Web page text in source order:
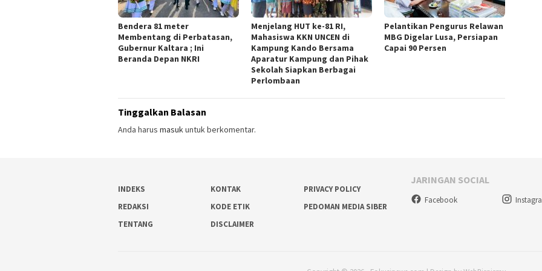
Bendera 81 meter
Membentang di Perbatasan,
Gubernur Kaltara ; Ini
Beranda Depan NKRI
Menjelang HUT ke-81 RI,
Mahasiswa KKN UNCEN di
Kampung Kando Bersama
Aparatur Kampung dan Pihak
Sekolah Siapkan Berbagai
Perlombaan
Pelantikan Pengurus Relawan
MBG Digelar Lusa, Persiapan
Capai 90 Persen
Tinggalkan Balasan
Anda harus masukuntuk berkomentar.
INDEKS KONTAK
PRIVACY POLICY
REDAKSI
KODE ETIK
PEDOMAN MEDIA SIBER
TENTANG
DISCLAIMER
JARINGAN SOCIAL
Facebook